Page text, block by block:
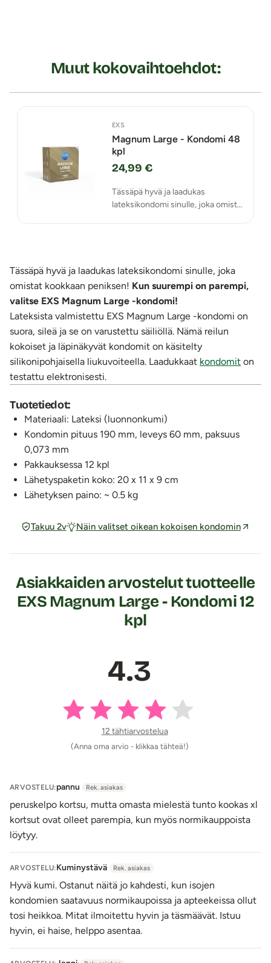
Muut kokovaihtoehdot:
EXS
Magnum Large - Kondomi 48
kpl
24,99 €
Tässäpä hyvä ja laadukas
lateksikondomi sinulle, joka omistat
Tässäpä hyvä ja laadukas lateksikondomi sinulle, joka
omistat kookkaan peniksen! Kun suurempi on parempi,
valitse EXS Magnum Large -kondomi!
Lateksista valmistettu EXS Magnum Large -kondomi on
suora, sileä ja se on varustettu säiliöllä. Nämä reilun
kokoiset ja läpinäkyvät kondomit on käsitelty
silikonipohjaisella liukuvoiteella. Laadukkaat kondomit on
testattu elektronisesti.
Tuotetiedot:
Materiaali: Lateksi (luonnonkumi)
Kondomin pituus 190 mm, leveys 60 mm, paksuus
0,073 mm
Pakkauksessa 12 kpl
Lähetyspaketin koko: 20 x 11 x 9 cm
Lähetyksen paino: ~ 0.5 kg
Takuu 2v Näin valitset oikean kokoisen kondomin
Asiakkaiden arvostelut tuotteelle
EXS Magnum Large - Kondomi 12
kpl
4.3
12 tähtiarvostelua
(Anna oma arvio - klikkaa tähteä!)
ARVOSTELU:pannu Rek. asiakas
peruskelpo kortsu, mutta omasta mielestä tunto kookas xl
kortsut ovat olleet parempia, kun myös normikauppoista
löytyy.
ARVOSTELU:Kuminystävä Rek. asiakas
Hyvä kumi. Ostanut näitä jo kahdesti, kun isojen
kondomien saatavuus normikaupoissa ja apteekeissa ollut
tosi heikkoa. Mitat ilmoitettu hyvin ja täsmäävät. Istuu
hyvin, ei haise, helppo asentaa.